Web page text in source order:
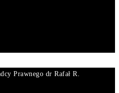
Prawnego dr Rafał R.